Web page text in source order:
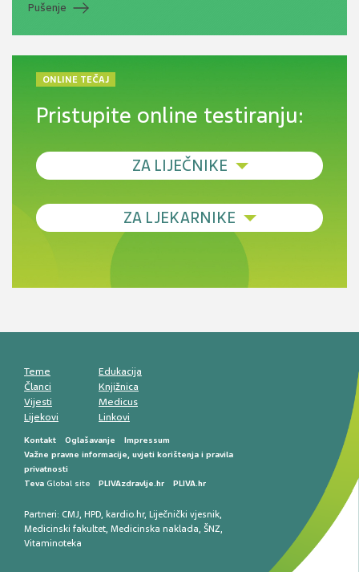
Pušenje
ONLINE TEČAJ
Pristupite online testiranju:
ZA LIJEČNIKE
Debljina - od prevencije do personalizirane
Novi pogled na migrenu: komorbiditeti, spolne
razlike i nove terapije
smetnji do rane onkološke dijagnostike
ZA LJEKARNIKE
Antikoagulansi u ljekarničkoj praksi –
Teme
Članci
Vijesti
Lijekovi
Edukacija
Knjižnica
Medicus
Linkovi
Kontakt Oglašavanje
Impressum
Važne pravne informacije, uvjeti korištenja i pravila
privatnosti
Teva Global site PLIVAzdravlje.hr PLIVA.hr
Partneri: CMJ, HPD, kardio.hr, Liječnički vjesnik,
Medicinski fakultet, Medicinska naklada, ŠNZ,
Vitaminoteka